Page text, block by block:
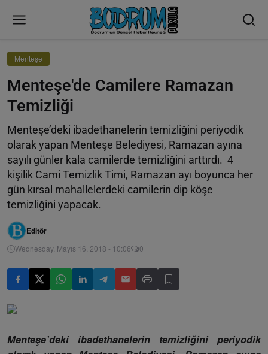
Menteşe
Menteşe'de Camilere Ramazan
Temizliği
Menteşe’deki ibadethanelerin temizliğini periyodik
olarak yapan Menteşe Belediyesi, Ramazan ayına
sayılı günler kala camilerde temizliğini arttırdı. 4
kişilik Cami Temizlik Timi, Ramazan ayı boyunca her
gün kırsal mahallelerdeki camilerin dip köşe
temizliğini yapacak.
Editör
Wednesday, Mayıs 16, 2018 - 10:06 0
Menteşe’deki ibadethanelerin temizliğini periyodik